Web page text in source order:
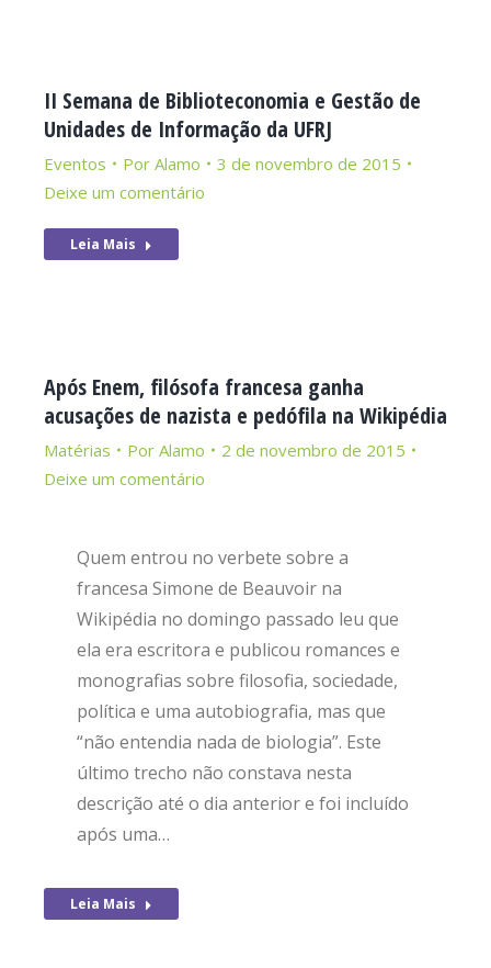
II Semana de Biblioteconomia e Gestão de
Unidades de Informação da UFRJ
Eventos Por Alamo
3 de novembro de 2015
Deixe um comentário
Leia Mais
Após Enem, filósofa francesa ganha
acusações de nazista e pedófila na Wikipédia
Matérias Por Alamo
2 de novembro de 2015
Deixe um comentário
Quem entrou no verbete sobre a
francesa Simone de Beauvoir na
Wikipédia no domingo passado leu que
ela era escritora e publicou romances e
monografias sobre filosofia, sociedade,
política e uma autobiografia, mas que
“não entendia nada de biologia”. Este
último trecho não constava nesta
descrição até o dia anterior e foi incluído
após uma…
Leia Mais